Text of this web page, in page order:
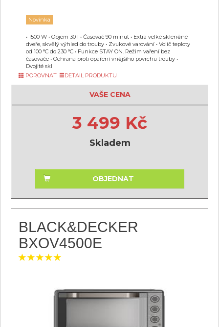
Novinka
• 1500 W • Objem 30 l • Časovač 90 minut • Extra velké skleněné
dveře, skvělý výhled do trouby • Zvukové varování • Volič teploty
od 100 °C do 230 °C • Funkce STAY ON. Režim vaření bez
časovače • Ochrana proti opaření vnějšího povrchu trouby •
Dvojité skl
POROVNAT
DETAIL PRODUKTU
VAŠE CENA
3 499 Kč
Skladem
OBJEDNAT
BLACK&DECKER
BXOV4500E